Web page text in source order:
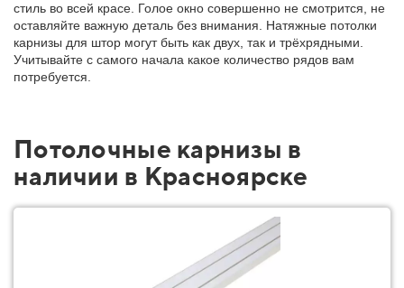
стиль во всей красе. Голое окно совершенно не смотрится, не
оставляйте важную деталь без внимания. Натяжные потолки
карнизы для штор могут быть как двух, так и трёхрядными.
Учитывайте с самого начала какое количество рядов вам
потребуется.
Потолочные карнизы в
наличии в Красноярске